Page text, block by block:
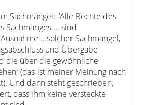
Sachmängel: "Alle Rechte des
Sachmanges ... sind
...solcher Sachmängel,
und Übergabe
die über die gewöhnliche
(das ist meiner Meinung nach
Und dann steht geschrieben,
dass ihm keine versteckte